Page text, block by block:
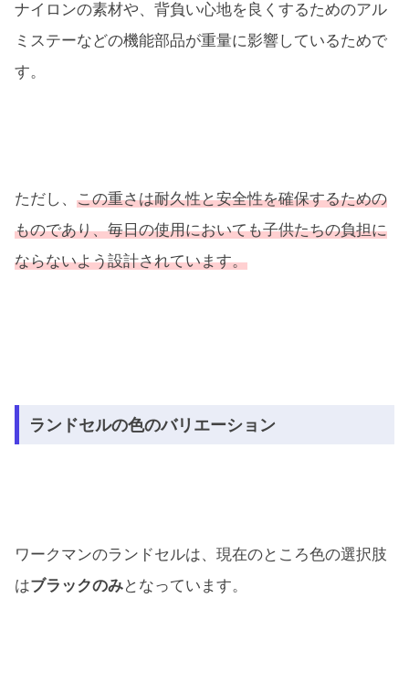
ナイロンの素材や、背負い心地を良くするためのアル
ミステーなどの機能部品が重量に影響しているためで
す。
ただし、 この重さは耐久性と安全性を確保するための
ものであり、毎日の使用においても子供たちの負担に
ならないよう設計されています。
ランドセルの色のバリエーション
ワークマンのランドセルは、現在のところ色の選択肢
はブラックのみとなっています。